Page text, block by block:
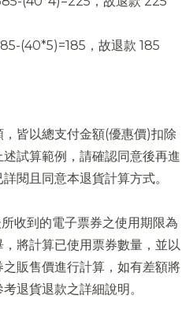
(40*5)=185，故退款 185
皆以總支付金額(優惠價)扣除
試算範例，請確認同意後再進
閱且同意本退貨計算方式。
收到的電子票券之使用期限為
將計算已使用票券數量，並以
販售價進行計算，如有差額將
退貨退款之詳細說明。